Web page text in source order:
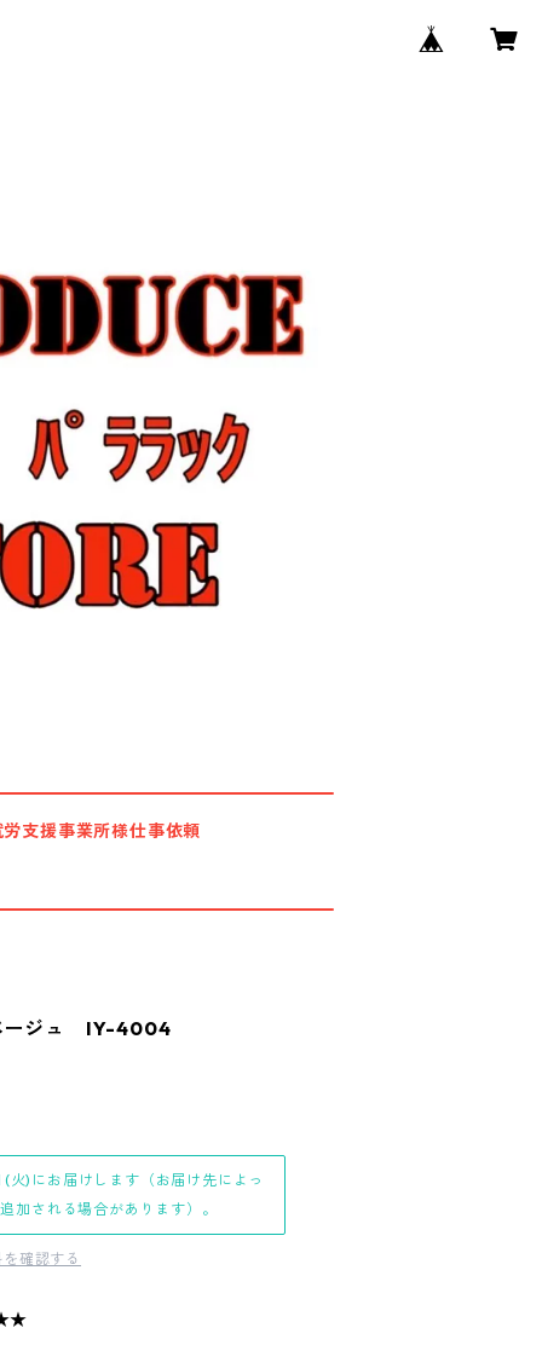
労支援事業所様仕事依頼
ージュ IY-4004
火)にお届けします（お届け先によっ
加される場合があります）。
確認する